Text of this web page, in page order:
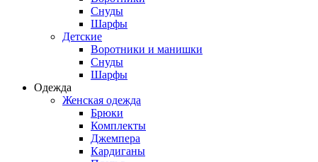
Снуды
Шарфы
Детские
Воротники и манишки
Снуды
Шарфы
Одежда
Женская одежда
Брюки
Комплекты
Джемпера
Кардиганы